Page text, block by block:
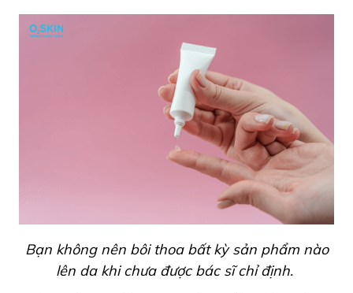
Bạn không nên bôi thoa bất kỳ sản phẩm nào
lên da khi chưa được bác sĩ chỉ định.